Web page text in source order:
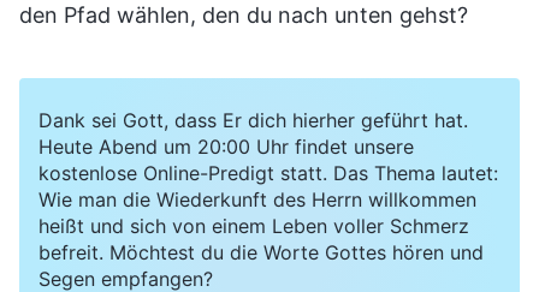
den Pfad wählen, den du nach unten gehst?
Dank sei Gott, dass Er dich hierher geführt hat.
Heute Abend um 20:00 Uhr findet unsere
kostenlose Online-Predigt statt. Das Thema lautet:
Wie man die Wiederkunft des Herrn willkommen
heißt und sich von einem Leben voller Schmerz
befreit. Möchtest du die Worte Gottes hören und
Segen empfangen?